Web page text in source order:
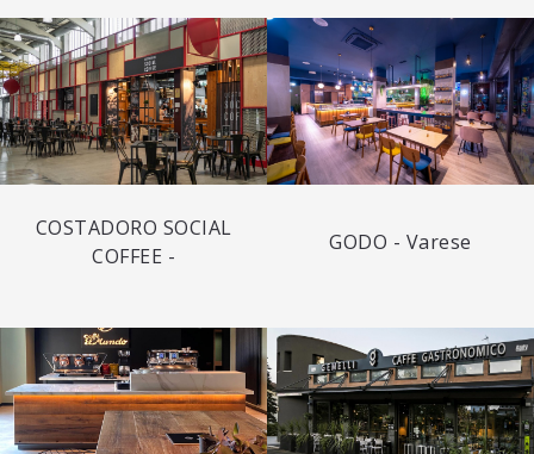
COSTADORO SOCIAL
COFFEE -
GODO - Varese